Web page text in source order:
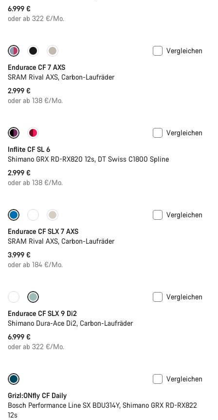
6.999 €
oder ab 322 €/Mo.
Vergleichen
Endurace CF 7 AXS
SRAM Rival AXS, Carbon-Laufräder
2.999 €
oder ab 138 €/Mo.
Vergleichen
Inflite CF SL 6
Shimano GRX RD-RX820 12s, DT Swiss C1800 Spline
2.999 €
oder ab 138 €/Mo.
Nur verfügbar in L | XL
Vergleichen
Endurace CF SLX 7 AXS
SRAM Rival AXS, Carbon-Laufräder
3.999 €
oder ab 184 €/Mo.
Nur verfügbar in 2XS | XS
Vergleichen
Endurace CF SLX 9 Di2
Shimano Dura-Ace Di2, Carbon-Laufräder
6.999 €
oder ab 322 €/Mo.
Vergleichen
Grizl:ONfly CF Daily
Bosch Performance Line SX BDU314Y, Shimano GRX RD-RX822
12s